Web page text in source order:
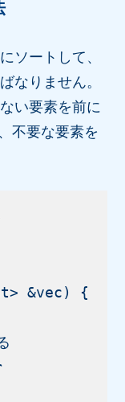
ソートして、
なりません。
い要素を前に
不要な要素を
&vec) {